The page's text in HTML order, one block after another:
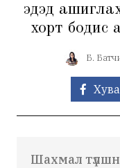
эдэд
хорт бодис
Б.
Шахмал